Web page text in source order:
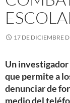
17 DE DICIEMBRE
Un
que permite a
denunciar de
medio del